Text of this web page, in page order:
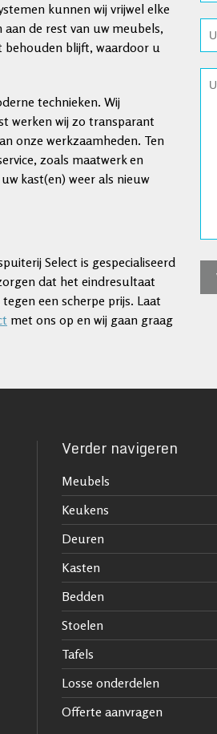
kunnen wij vrijwel elke
de rest van uw meubels,
behouden blijft, waardoor u
technieken. Wij
werken wij zo transparant
onze werkzaamheden. Ten
zoals maatwerk en
kast(en) weer als nieuw
Select is gespecialiseerd
dat het eindresultaat
een scherpe prijs. Laat
met ons op en wij gaan graag
Verder navigeren
Meubels
Keukens
Deuren
Kasten
Bedden
Stoelen
Tafels
Losse onderdelen
Offerte aanvragen